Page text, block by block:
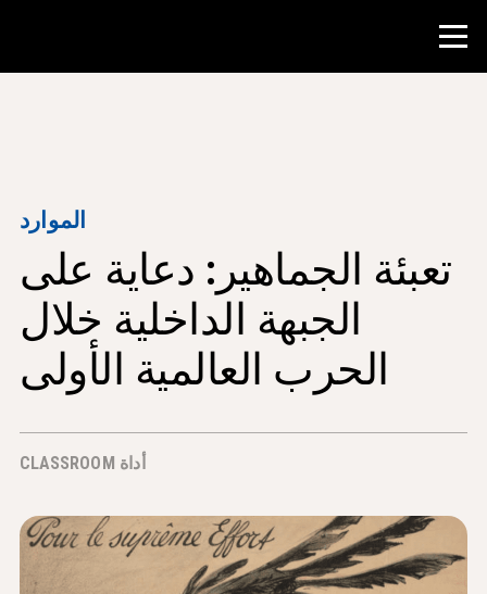
أدوات الفصل الدراسي
تدريس مهارات البحث
حول NHD ®
الموارد
تعبئة الجماهير: دعاية على
الجبهة الداخلية خلال
الحرب العالمية الأولى
أداة CLASSROOM